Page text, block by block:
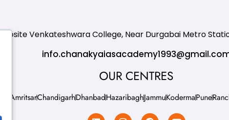
Venkateshwara College, Near Durgabai Metro
OUR CENTRES
AmritsarChandigarhDhanbadHazaribaghJammuKodermaPune